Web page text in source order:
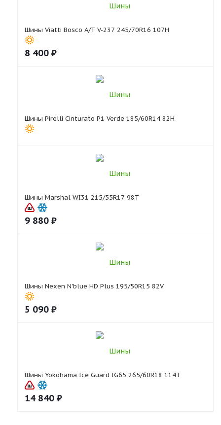
Шины Viatti Bosco A/T V-237 245/70R16 107H
8 400 ₽
Шины Pirelli Cinturato P1 Verde 185/60R14 82H
Шины Marshal WI31 215/55R17 98T
9 880 ₽
Шины Nexen N'blue HD Plus 195/50R15 82V
5 090 ₽
Шины Yokohama Ice Guard IG65 265/60R18 114T
14 840 ₽